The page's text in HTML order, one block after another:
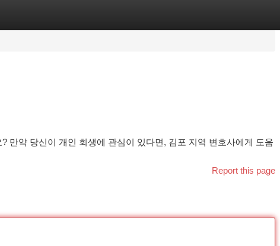
만약 당신이 개인 회생에 관심이 있다면, 김포 지역 변호사에게 도움
Report this page